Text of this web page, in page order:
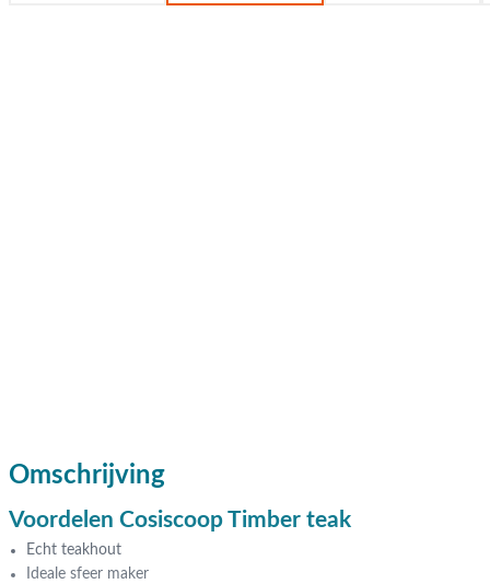
Omschrijving
Voordelen Cosiscoop Timber teak
Echt teakhout
Ideale sfeer maker